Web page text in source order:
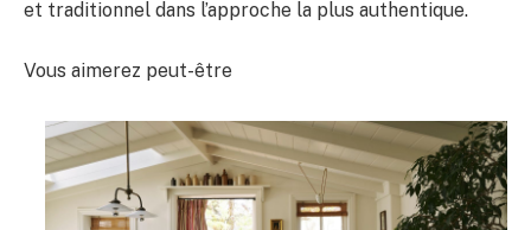
et traditionnel dans l’approche la plus authentique.
Vous aimerez peut-être